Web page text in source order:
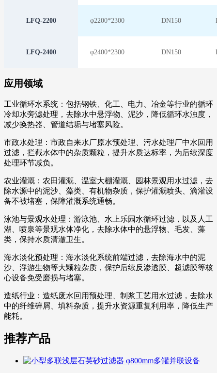
LFQ-2200 φ2200*2300 DN150
LFQ-2400 φ2400*2300 DN150
应用领域
工业循环水系统：包括钢铁、化工、电力、冶金等行业的循环
冷却水旁滤处理，去除水中悬浮物、泥沙，降低循环水浊度，
减少换热器、管道结垢与堵塞风险。
市政水处理：市政自来水厂原水预处理、污水处理厂中水回用
过滤，拦截水体中的杂质颗粒，提升水质达标率，为后续深度
处理环节减负。
农业灌溉：农田灌溉、温室大棚灌溉、园林景观用水过滤，去
除水源中的泥沙、藻类、有机物杂质，保护灌溉喷头、滴灌设
备不被堵塞，保障灌溉系统通畅。
泳池与景观水处理：游泳池、水上乐园水循环过滤，以及人工
湖、喷泉等景观水体净化，去除水体中的悬浮物、毛发、藻
类，保持水质清澈卫生。
海水淡化预处理：海水淡化系统前端过滤，去除海水中的泥
沙、浮游生物等大颗粒杂质，保护后续反渗透膜、超滤膜等核
心设备免受磨损与堵塞。
造纸行业：造纸废水回用预处理、制浆工艺用水过滤，去除水
中的纤维碎屑、填料杂质，提升水资源重复利用率，降低生产
能耗。
推荐产品